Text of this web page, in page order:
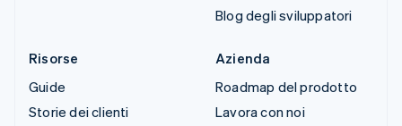
Blog degli sviluppatori
Risorse
Guide
Storie dei clienti
Azienda
Roadmap del prodotto
Lavora con noi